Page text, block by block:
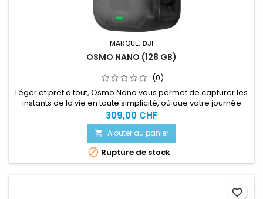
MARQUE: DJI
OSMO NANO (128 GB)
(0)
Léger et prêt à tout, Osmo Nano vous permet de capturer les
instants de la vie en toute simplicité, où que votre journée
vous mène. Du cyclisme à la course à pied, des aventures
épiques aux moments du quotidien, Osmo Nano capture des
images nettes et éclatantes qui donnent vie à chaque
souvenir. Son design magnétique et élégant libère des
angles de prise...
309,00 CHF
 Ajouter au panier
 Rupture de stock
favorite_border